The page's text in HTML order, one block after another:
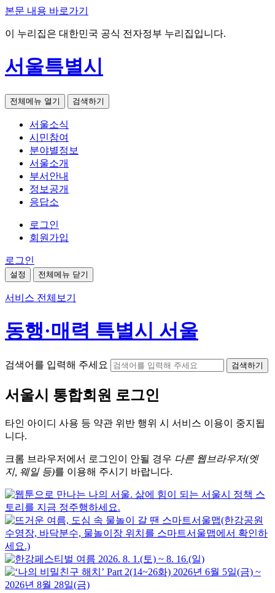
본문 내용 바로가기
이 누리집은 대한민국 공식 전자정부 누리집입니다.
서울특별시
전체메뉴 열기 검색하기
서울소식
시민참여
분야별정보
서울소개
부서안내
정보공개
응답소
로그인
회원가입
로그인
설정 전체메뉴 닫기
서비스 전체보기
동행·매력 특별시 서울
검색어를 입력해 주세요 검색하기
서울시 통합회원 로그인
타인 아이디 사용 등 약관 위반 행위 시 서비스 이용이 중지됩
니다.
크롬 브라우저에서 로그인이 안될 경우 다른 웹브라우저(엣
지, 웨일 등)를 이용해 주시기 바랍니다.